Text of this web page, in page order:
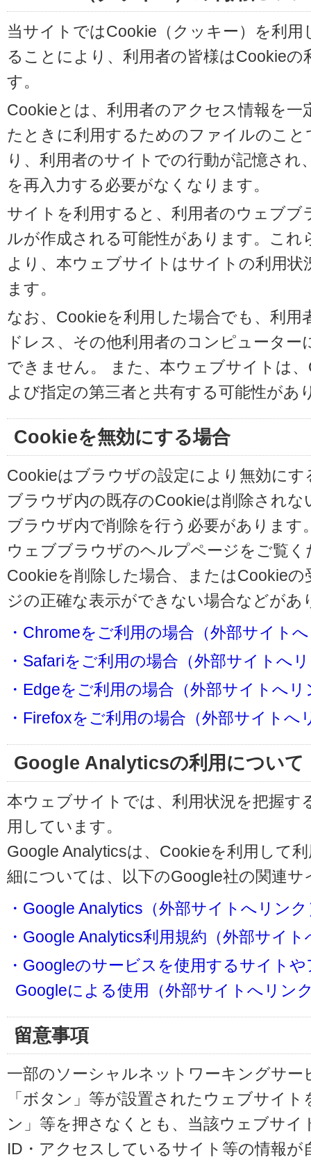
当サイトではCookie（クッキー）を利
ることにより、利用者の皆様はCookie
す。
Cookieとは、利用者のアクセス情報を
たときに利用するためのファイルのこ
り、利用者のサイトでの行動が記憶さ
を再入力する必要がなくなります。
サイトを利用すると、利用者のウェブ
ルが作成される可能性があります。こ
より、本ウェブサイトはサイトの利用
ます。
なお、Cookieを利用した場合でも、利用
ドレス、その他利用者のコンピュータ
できません。 また、本ウェブサイトは
よび指定の第三者と共有する可能性があ
Cookieを無効にする場合
Cookieはブラウザの設定により無効に
ブラウザ内の既存のCookieは削除され
ブラウザ内で削除を行う必要があります
ウェブブラウザのヘルプページをご覧く
Cookieを削除した場合、またはCookie
ジの正確な表示ができない場合などが
・Chromeをご利用の場合（外部サイト
・Safariをご利用の場合（外部サイトへ
・Edgeをご利用の場合（外部サイトへリ
・Firefoxをご利用の場合（外部サイトへ
Google Analyticsの利用について
本ウェブサイトでは、利用状況を把握す
用しています。
Google Analyticsは、Cookieを利用して
細については、以下のGoogle社の関連
・Google Analytics（外部サイトへリンク
・Google Analytics利用規約（外部サイ
・Googleのサービスを使用するサイト
Googleによる使用（外部サイトへリン
留意事項
一部のソーシャルネットワーキングサー
「ボタン」等が設置されたウェブサイ
ン」等を押さなくとも、当該ウェブサイ
ID・アクセスしているサイト等の情報